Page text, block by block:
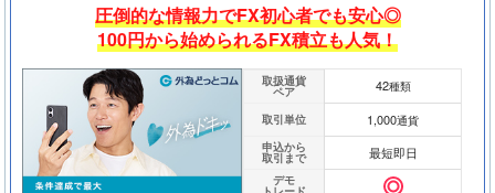
圧倒的な情報力でFX初心者でも安心◎
100円から始められるFX積立も人気！
取扱通貨
ペア 42種類
取引単位 1,000通貨
申込から
取引まで 最短即日
デモ